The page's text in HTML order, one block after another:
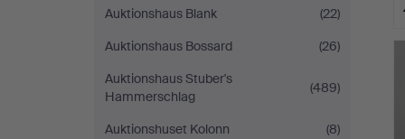
Auktionshaus Blank
(22)
Auktionshaus Bossard
(26)
Auktionshaus Stuber's
Hammerschlag
(489)
Auktionshuset Kolonn
(8)